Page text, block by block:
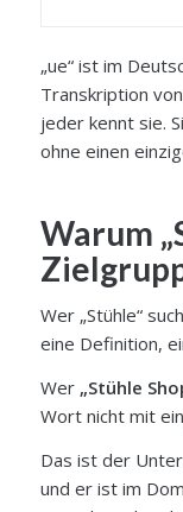
„ue“ ist im
Transkription
jeder kennt sie.
ohne einen
Warum
Wer „Stühle“
eine Definition,
Wer „Stühle
Wort nicht mit
Das ist der
und er ist im